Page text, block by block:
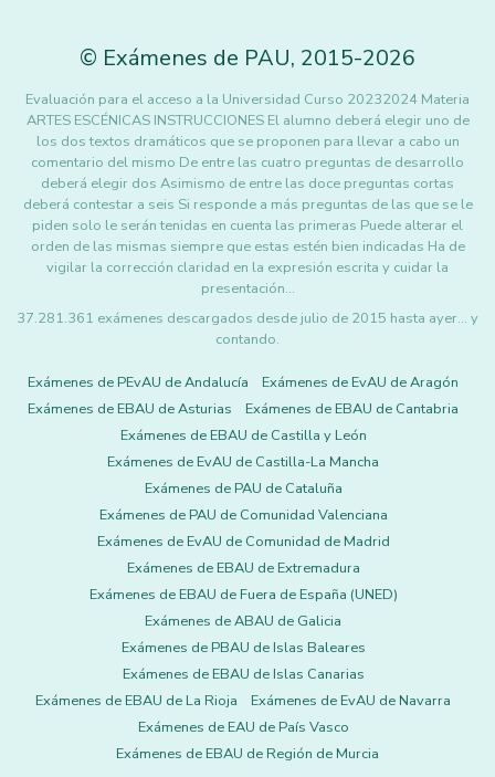
© Exámenes de PAU, 2015-2026
Evaluación para el acceso a la Universidad Curso 20232024 Materia
ARTES ESCÉNICAS INSTRUCCIONES El alumno deberá elegir uno de
los dos textos dramáticos que se proponen para llevar a cabo un
comentario del mismo De entre las cuatro preguntas de desarrollo
deberá elegir dos Asimismo de entre las doce preguntas cortas
deberá contestar a seis Si responde a más preguntas de las que se le
piden solo le serán tenidas en cuenta las primeras Puede alterar el
orden de las mismas siempre que estas estén bien indicadas Ha de
vigilar la corrección claridad en la expresión escrita y cuidar la
presentación…
37.281.361 exámenes descargados desde julio de 2015 hasta ayer... y
contando.
Exámenes de PEvAU de Andalucía
Exámenes de EvAU de Aragón
Exámenes de EBAU de Asturias
Exámenes de EBAU de Cantabria
Exámenes de EBAU de Castilla y León
Exámenes de EvAU de Castilla-La Mancha
Exámenes de PAU de Cataluña
Exámenes de PAU de Comunidad Valenciana
Exámenes de EvAU de Comunidad de Madrid
Exámenes de EBAU de Extremadura
Exámenes de EBAU de Fuera de España (UNED)
Exámenes de ABAU de Galicia
Exámenes de PBAU de Islas Baleares
Exámenes de EBAU de Islas Canarias
Exámenes de EBAU de La Rioja
Exámenes de EvAU de Navarra
Exámenes de EAU de País Vasco
Exámenes de EBAU de Región de Murcia